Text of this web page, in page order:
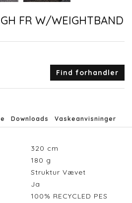
FR W/WEIGHTBAND
Find forhandler
Downloads Vaskeanvisninger
320 cm
180 g
Struktur Vævet
Ja
100% RECYCLED PES